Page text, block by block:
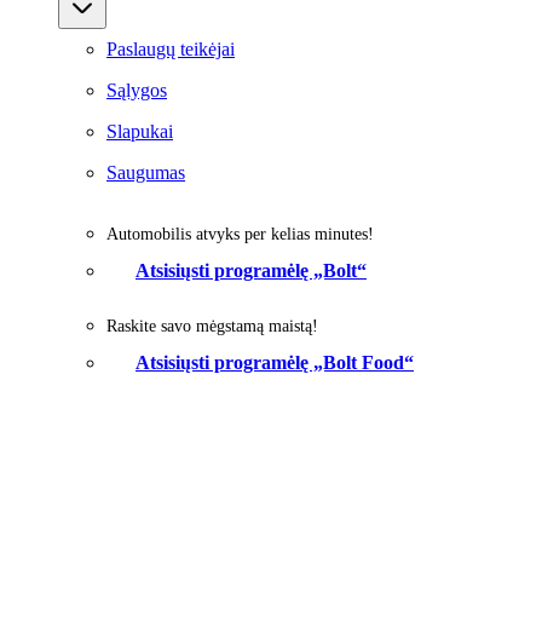
Paslaugų teikėjai
Sąlygos
Slapukai
Saugumas
Automobilis atvyks per kelias minutes!
Atsisiųsti programėlę „Bolt“
Raskite savo mėgstamą maistą!
Atsisiųsti programėlę „Bolt Food“